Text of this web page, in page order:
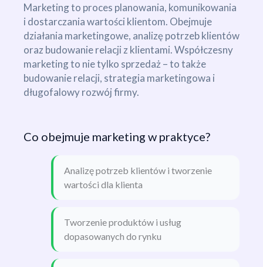
Marketing to proces planowania, komunikowania
i dostarczania wartości klientom. Obejmuje
działania marketingowe, analizę potrzeb klientów
oraz budowanie relacji z klientami. Współczesny
marketing to nie tylko sprzedaż – to także
budowanie relacji, strategia marketingowa i
długofalowy rozwój firmy.
Co obejmuje marketing w praktyce?
Analizę potrzeb klientów i tworzenie
wartości dla klienta
Tworzenie produktów i usług
dopasowanych do rynku